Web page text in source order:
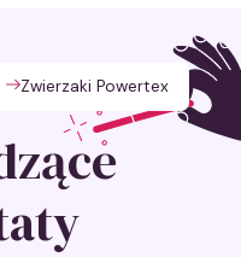
Zwierzaki Powertex